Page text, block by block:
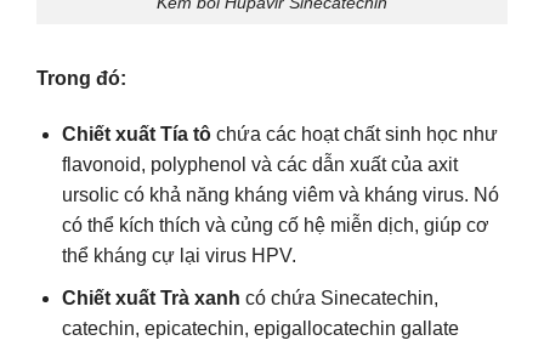
Trong đó:
Chiết xuất Tía tôchứa các hoạt chất sinh học như
flavonoid, polyphenol và các dẫn xuất của axit
ursolic có khả năng kháng viêm và kháng virus. Nó
có thể kích thích và củng cố hệ miễn dịch, giúp cơ
thể kháng cự lại virus HPV.
Chiết xuất Trà xanh có chứa Sinecatechin,
catechin, epicatechin, epigallocatechin gallate